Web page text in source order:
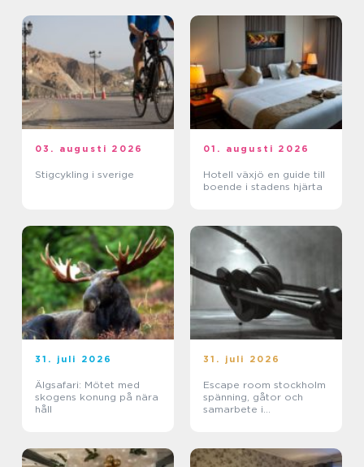
03. augusti 2026
Stigcykling i sverige
01. augusti 2026
Hotell växjö en guide till
boende i stadens hjärta
31. juli 2026
Älgsafari: Mötet med
skogens konung på nära
håll
31. juli 2026
Escape room stockholm
spänning, gåtor och
samarbete i